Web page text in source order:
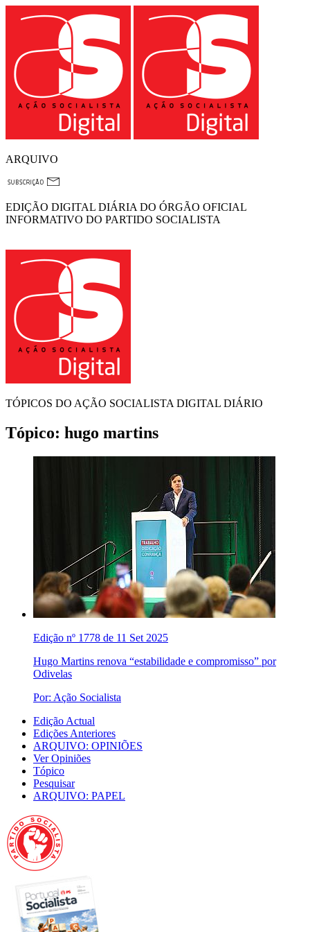
ARQUIVO
EDIÇÃO DIGITAL DIÁRIA DO ÓRGÃO OFICIAL
INFORMATIVO DO PARTIDO SOCIALISTA
TÓPICOS DO AÇÃO SOCIALISTA DIGITAL DIÁRIO
Tópico: hugo martins
Edição nº 1778 de 11 Set 2025
Hugo Martins renova “estabilidade e compromisso” por
Odivelas
Por: Ação Socialista
Edição Actual
Edições Anteriores
ARQUIVO: OPINIÕES
Ver Opiniões
Tópico
Pesquisar
ARQUIVO: PAPEL